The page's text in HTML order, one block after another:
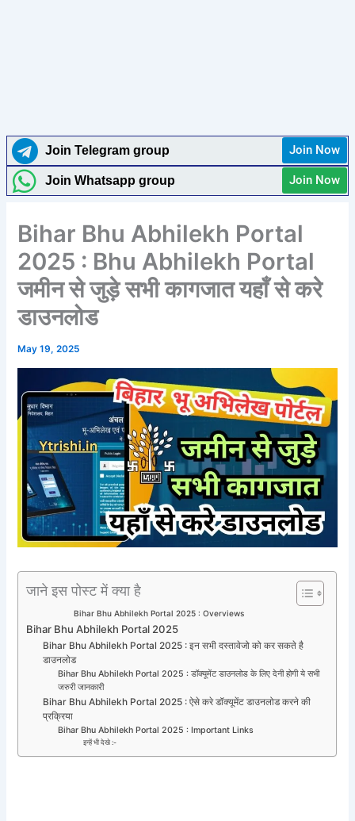
Join Telegram group Join Now
Join Whatsapp group Join Now
Bihar Bhu Abhilekh Portal
2025 : Bhu Abhilekh Portal
जमीन से जुड़े सभी कागजात यहाँ से करे
डाउनलोड
May 19, 2025
जाने इस पोस्ट में क्या है
Bihar Bhu Abhilekh Portal 2025 : Overviews
Bihar Bhu Abhilekh Portal 2025
Bihar Bhu Abhilekh Portal 2025 : इन सभी दस्तावेजो को कर सकते है
डाउनलोड
Bihar Bhu Abhilekh Portal 2025 : डॉक्यूमेंट डाउनलोड के लिए देनी होगी ये सभी
जरुरी जानकारी
Bihar Bhu Abhilekh Portal 2025 : ऐसे करे डॉक्यूमेंट डाउनलोड करने की
प्रक्रिया
Bihar Bhu Abhilekh Portal 2025 : Important Links
इन्हें भी देखे :-